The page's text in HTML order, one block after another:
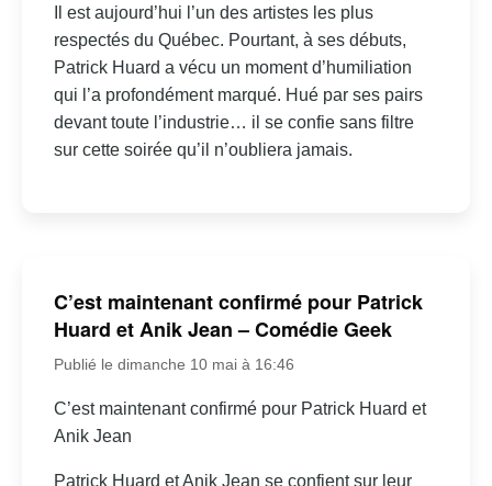
Il est aujourd’hui l’un des artistes les plus
respectés du Québec. Pourtant, à ses débuts,
Patrick Huard a vécu un moment d’humiliation
qui l’a profondément marqué. Hué par ses pairs
devant toute l’industrie… il se confie sans filtre
sur cette soirée qu’il n’oubliera jamais.
C’est maintenant confirmé pour Patrick
Huard et Anik Jean – Comédie Geek
Publié le dimanche 10 mai à 16:46
C’est maintenant confirmé pour Patrick Huard et
Anik Jean
Patrick Huard et Anik Jean se confient sur leur